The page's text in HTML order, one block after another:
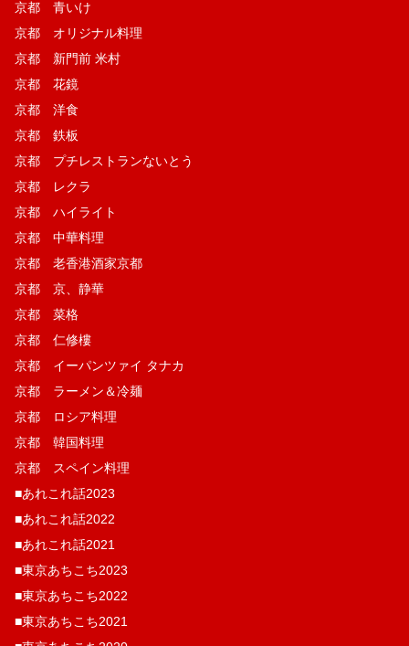
京都 青いけ
京都 オリジナル料理
京都 新門前 米村
京都 花鏡
京都 洋食
京都 鉄板
京都 プチレストランないとう
京都 レクラ
京都 ハイライト
京都 中華料理
京都 老香港酒家京都
京都 京、静華
京都 菜格
京都 仁修樓
京都 イーパンツァイ タナカ
京都 ラーメン＆冷麺
京都 ロシア料理
京都 韓国料理
京都 スペイン料理
■あれこれ話2023
■あれこれ話2022
■あれこれ話2021
■東京あちこち2023
■東京あちこち2022
■東京あちこち2021